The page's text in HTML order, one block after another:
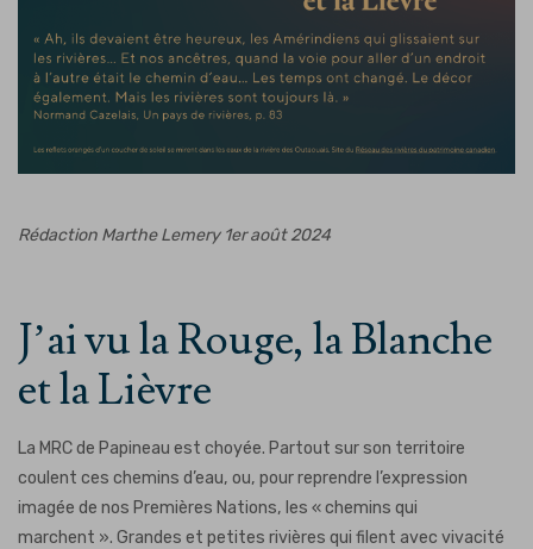
Rédaction Marthe Lemery 1er août 2024
J’ai vu la Rouge, la Blanche
et la Lièvre
La MRC de Papineau est choyée. Partout sur son territoire
coulent ces chemins d’eau, ou, pour reprendre l’expression
imagée de nos Premières Nations, les « chemins qui
marchent ». Grandes et petites rivières qui filent avec vivacité